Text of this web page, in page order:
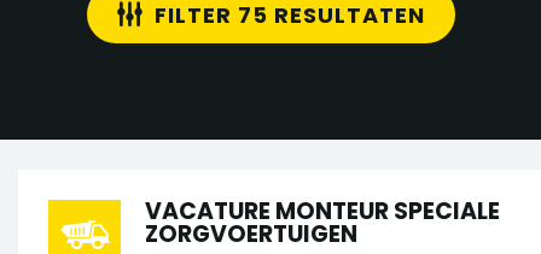
FILTER 75 RESULTATEN
VACATURE MONTEUR SPECIALE
ZORGVOERTUIGEN